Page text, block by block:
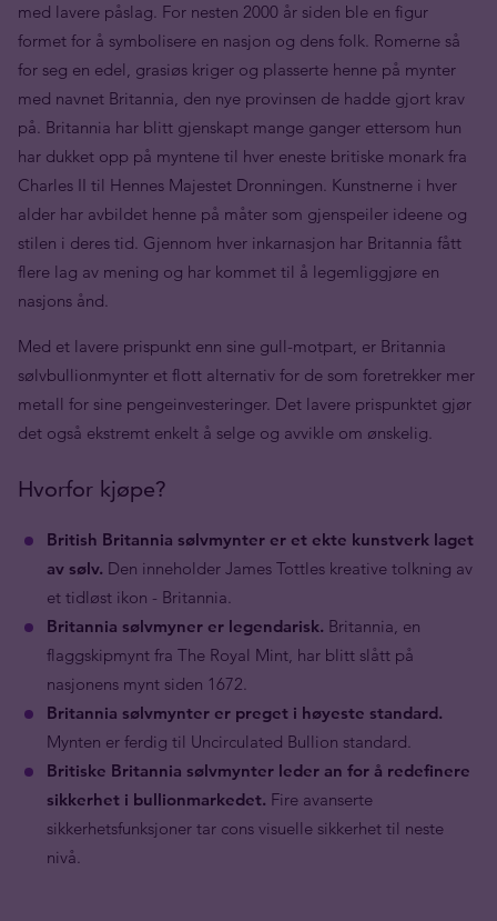
med lavere påslag. For nesten 2000 år siden ble en figur
formet for å symbolisere en nasjon og dens folk. Romerne så
for seg en edel, grasiøs kriger og plasserte henne på mynter
med navnet Britannia, den nye provinsen de hadde gjort krav
på. Britannia har blitt gjenskapt mange ganger ettersom hun
har dukket opp på myntene til hver eneste britiske monark fra
Charles II til Hennes Majestet Dronningen. Kunstnerne i hver
alder har avbildet henne på måter som gjenspeiler ideene og
stilen i deres tid. Gjennom hver inkarnasjon har Britannia fått
flere lag av mening og har kommet til å legemliggjøre en
nasjons ånd.
Med et lavere prispunkt enn sine gull-motpart, er Britannia
sølvbullionmynter et flott alternativ for de som foretrekker mer
metall for sine pengeinvesteringer. Det lavere prispunktet gjør
det også ekstremt enkelt å selge og avvikle om ønskelig.
Hvorfor kjøpe?
British Britannia sølvmynter er et ekte kunstverk laget
av sølv. Den inneholder James Tottles kreative tolkning av
et tidløst ikon - Britannia.
Britannia sølvmyner er legendarisk. Britannia, en
flaggskipmynt fra The Royal Mint, har blitt slått på
nasjonens mynt siden 1672.
Britannia sølvmynter er preget i høyeste standard.
Mynten er ferdig til Uncirculated Bullion standard.
Britiske Britannia sølvmynter leder an for å redefinere
sikkerhet i bullionmarkedet. Fire avanserte
sikkerhetsfunksjoner tar cons visuelle sikkerhet til neste
nivå.